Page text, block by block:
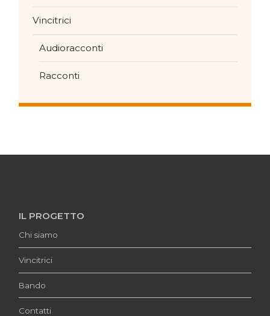
Vincitrici
Audioracconti
Racconti
IL PROGETTO
Chi siamo
Vincitrici
Bando
Contatti